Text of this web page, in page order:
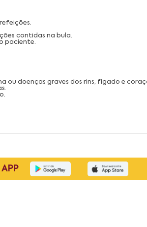
contidas na bula.
paciente.
ou doenças graves dos rins, fígado e